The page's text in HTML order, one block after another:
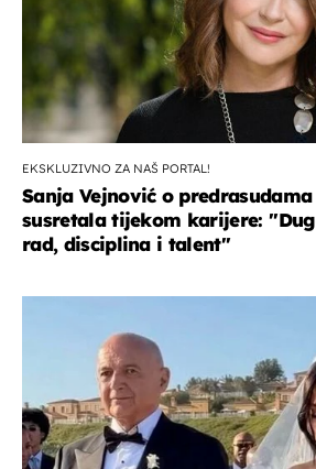
EKSKLUZIVNO ZA NAŠ PORTAL!
Sanja Vejnović o
susretala tijekom karijere:
rad, disciplina i talent''